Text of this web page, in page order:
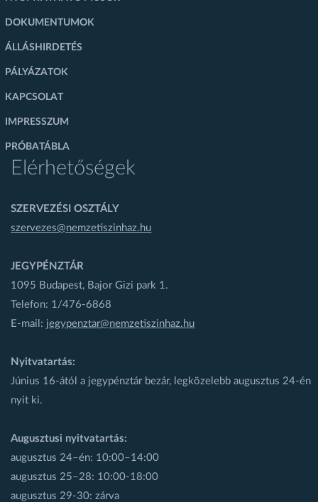
DOKUMENTUMOK
ÁLLÁSHIRDETÉS
PÁLYÁZATOK
KAPCSOLAT
IMPRESSZUM
PRÓBATÁBLA
Elérhetőségek
SZERVEZÉSI OSZTÁLY
szervezes@nemzetiszinhaz.hu
JEGYPÉNZTÁR
1095 Budapest, Bajor Gizi park 1.
Telefon: 1/476-6868
E-mail: jegypenztar@nemzetiszinhaz.hu
Nyitvatartás:
Június 16-ától a jegypénztár bezár, legközelebb augusztus 24-én
nyit ki.
Augusztusi nyitvatartás:
augusztus 24–én: 10:00–14:00
augusztus 25–28: 10:00-18:00
augusztus 29-30: zárva